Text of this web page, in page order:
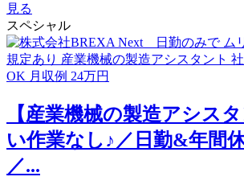
見る
スペシャル
【産業機械の製造アシス
い作業なし♪／日勤&年間
／...